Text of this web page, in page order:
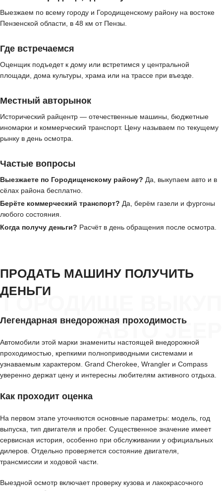
Выезжаем по всему городу и Городищенскому району на востоке
Пензенской области, в 48 км от Пензы.
Где встречаемся
Оценщик подъедет к дому или встретимся у центральной
площади, дома культуры, храма или на трассе при въезде.
Местный авторынок
Исторический райцентр — отечественные машины, бюджетные
иномарки и коммерческий транспорт. Цену называем по текущему
рынку в день осмотра.
Частые вопросы
Выезжаете по Городищенскому району? Да, выкупаем авто и в
сёлах района бесплатно.
Берёте коммерческий транспорт? Да, берём газели и фургоны
любого состояния.
Когда получу деньги? Расчёт в день обращения после осмотра.
ГОРОДИЩЕ ВЫКУП
АВТО JEEP
ПРОДАТЬ МАШИНУ ПОЛУЧИТЬ
ДЕНЬГИ
Легендарная внедорожная проходимость
Автомобили этой марки знамениты настоящей внедорожной
проходимостью, крепкими полноприводными системами и
узнаваемым характером. Grand Cherokee, Wrangler и Compass
уверенно держат цену и интересны любителям активного отдыха.
Как проходит оценка
На первом этапе уточняются основные параметры: модель, год
выпуска, тип двигателя и пробег. Существенное значение имеет
сервисная история, особенно при обслуживании у официальных
дилеров. Отдельно проверяется состояние двигателя,
трансмиссии и ходовой части.
Выездной осмотр включает проверку кузова и лакокрасочного